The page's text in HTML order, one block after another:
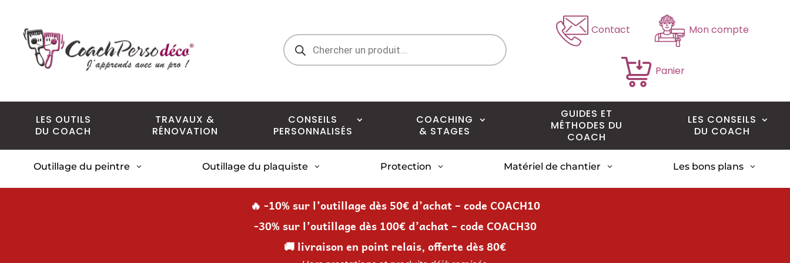
Recherche
de
produits
Contact Mon compte
Panier
LES OUTILS
DU COACH
TRAVAUX &
RÉNOVATION
CONSEILS
PERSONNALISÉS
COACHING
& STAGES
GUIDES ET
MÉTHODES DU
COACH
LES CONSEILS
DU COACH
Outillage du peintre 3 Outillage du plaquiste 3 Protection 3 Matériel de chantier 3 Les bons plans 3
🔥 -10% sur l’outillage dès 50€ d’achat – code COACH10
-30% sur l’outillage dès 100€ d’achat – code COACH30
🚚 livraison en point relais, offerte dès 80€